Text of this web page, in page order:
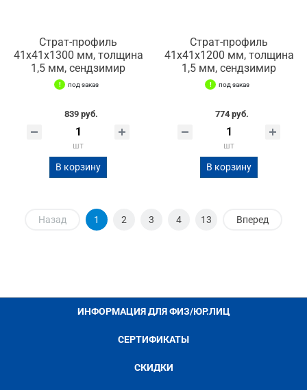
Страт-профиль
41х41х1300 мм, толщина
1,5 мм, сендзимир
под заказ
839 руб.
шт
В корзину
Страт-профиль
41х41х1200 мм, толщина
1,5 мм, сендзимир
под заказ
774 руб.
шт
В корзину
Назад 1 2 3 4 13 Вперед
ИНФОРМАЦИЯ ДЛЯ ФИЗ/ЮР.ЛИЦ
СЕРТИФИКАТЫ
СКИДКИ